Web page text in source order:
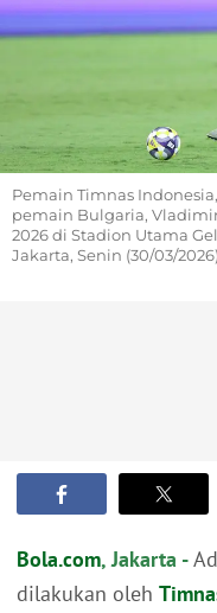
Pemain Timnas
pemain Bulgaria,
2026 di Stadion Utama
Jakarta, Senin (30/03/
Bola.com, Jakarta -
dilakukan oleh